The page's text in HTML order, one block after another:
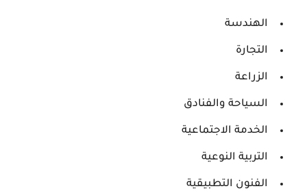
الهندسة
التجارة
الزراعة
السياحة والفنادق
الخدمة الاجتماعية
التربية النوعية
الفنون التطبيقية